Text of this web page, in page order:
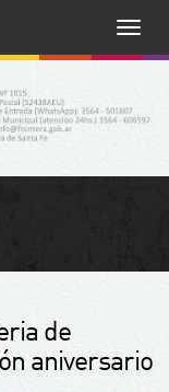
Toggle
de
aniversario